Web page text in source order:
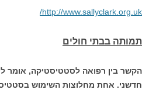
http://www.sallyclark.org.uk/
תמותה בבתי חולים
הקשר בין רפואה לסטטיסטיקה, אומר
חדשני. אחת מחלוצות השימוש